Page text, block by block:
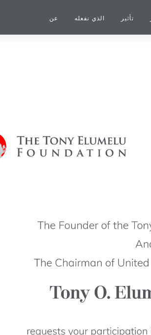
عن الذي نفعله تأثير